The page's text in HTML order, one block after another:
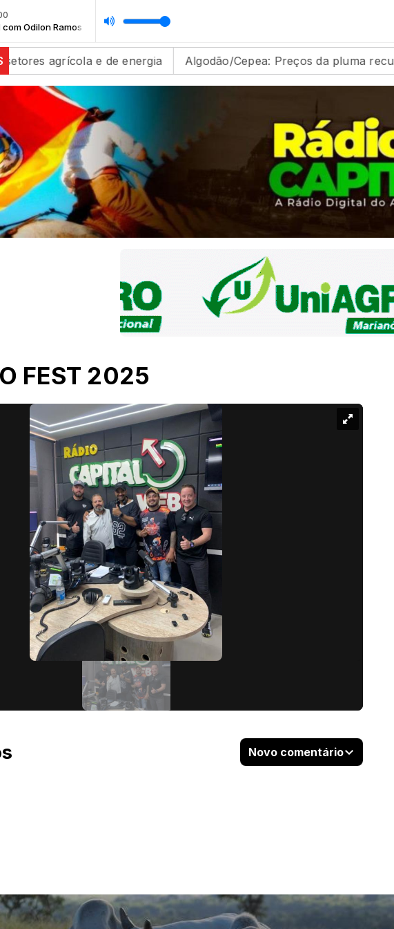
com Odilon Ramos Tertúlia Musical com Odilon Ramos
e de energia Algodão/Cepea: Preços da pluma recuam em junho
FEST 2025
Novo comentário